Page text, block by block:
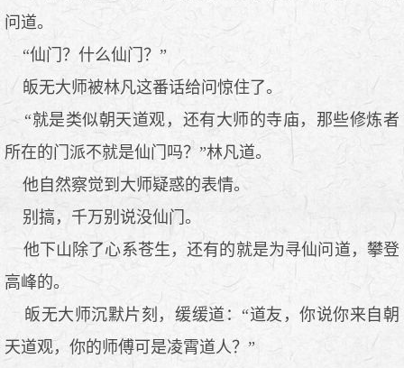
问道。
“仙门？什么仙门？”
皈无大师被林凡这番话给问惊住了。
“就是类似朝天道观，还有大师的寺庙，那些修炼者
所在的门派不就是仙门吗？”林凡道。
他自然察觉到大师疑惑的表情。
别搞，千万别说没仙门。
他下山除了心系苍生，还有的就是为寻仙问道，攀登
高峰的。
皈无大师沉默片刻，缓缓道：“道友，你说你来自朝
天道观，你的师傅可是凌霄道人？”